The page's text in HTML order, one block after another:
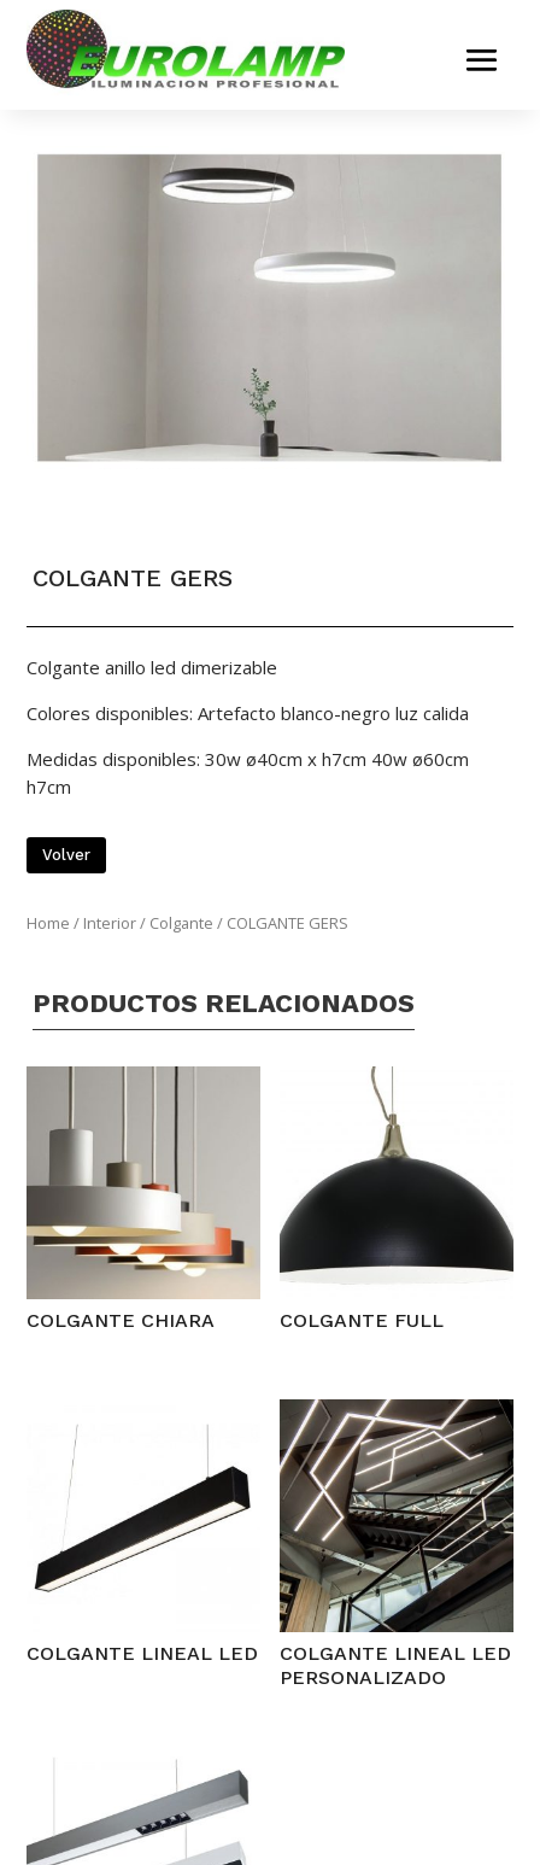
COLGANTE GERS
Colgante anillo led dimerizable
Colores disponibles: Artefacto blanco-negro luz calida
Medidas disponibles: 30w ø40cm x h7cm 40w ø60cm
h7cm
Volver
Home / Interior/ Colgante / COLGANTE GERS
PRODUCTOS RELACIONADOS
COLGANTE CHIARA COLGANTE FULL
COLGANTE LINEAL LED
COLGANTE LINEAL LED
PERSONALIZADO